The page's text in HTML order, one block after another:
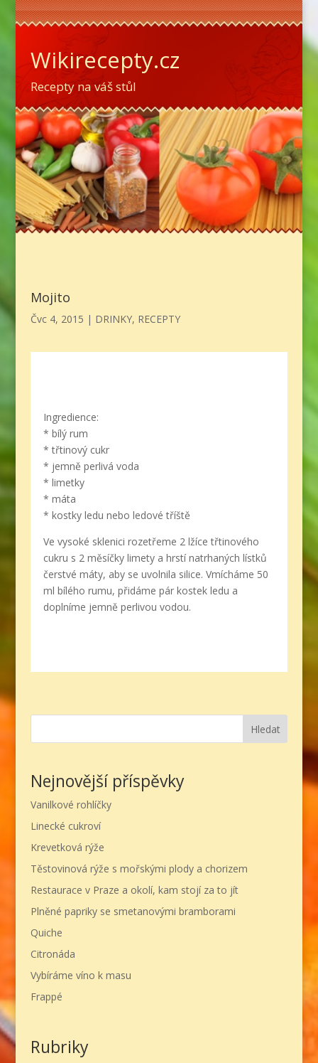
Wikirecepty.cz
Recepty na váš stůl
Mojito
Čvc 4, 2015 | DRINKY, RECEPTY
Ingredience:
* bílý rum
* třtinový cukr
* jemně perlivá voda
* limetky
* máta
* kostky ledu nebo ledové tříště
Ve vysoké sklenici rozetřeme 2 lžíce třtinového
cukru s 2 měsíčky limety a hrstí natrhaných lístků
čerstvé máty, aby se uvolnila silice. Vmícháme 50
ml bílého rumu, přidáme pár kostek ledu a
doplníme jemně perlivou vodou.
Hledat
Nejnovější příspěvky
Vanilkové rohlíčky
Linecké cukroví
Krevetková rýže
Těstovinová rýže s mořskými plody a chorizem
Restaurace v Praze a okolí, kam stojí za to jít
Plněné papriky se smetanovými bramborami
Quiche
Citronáda
Vybíráme víno k masu
Frappé
Rubriky